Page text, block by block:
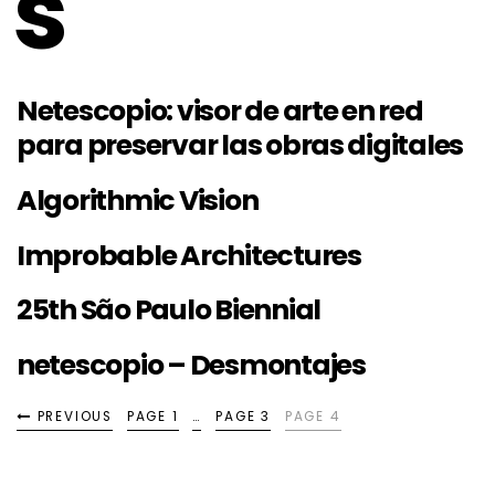
Netescopio: visor de arte en red
para preservar las obras digitales
Algorithmic Vision
Improbable Architectures
25th São Paulo Biennial
netescopio – Desmontajes
PREVIOUS PAGE 1 … PAGE 3 PAGE 4